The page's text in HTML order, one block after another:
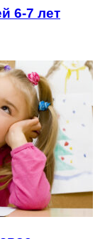
6-7 лет